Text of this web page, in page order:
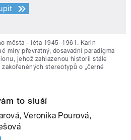
města - léta 1945–1961. Karin
míry převratný, dosavadní paradigma
jehož zahlazenou historii stále
stereotypů o „černé
to sluší
Veronika Pourová,